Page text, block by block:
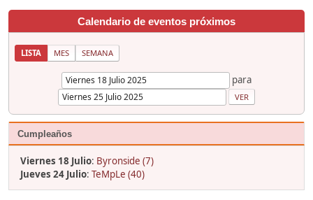
Calendario de eventos próximos
LISTA MES SEMANA
para
Cumpleaños
Viernes 18 Julio: Byronside (7)
Jueves 24 Julio: TeMpLe (40)